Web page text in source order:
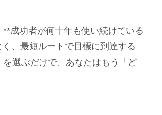
成功者が何十年も使い続けている
、最短ルートで目標に到達する
選ぶだけで、あなたはもう「ど